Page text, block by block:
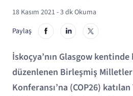
18 Kasım 2021 - 3 dk Okuma
Paylaş
İskoçya’nın Glasgow kentinde
düzenlenen Birleşmiş
Konferansı’na (COP26)